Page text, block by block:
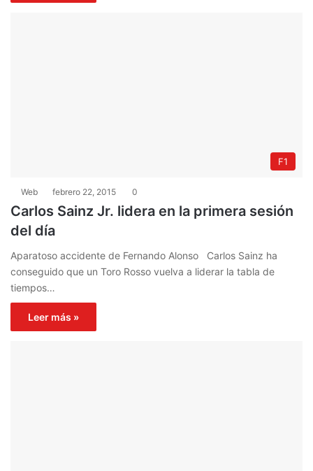
F1
Web febrero 22, 2015 0
Carlos Sainz Jr. lidera en la primera sesión
del día
Aparatoso accidente de Fernando Alonso Carlos Sainz ha
conseguido que un Toro Rosso vuelva a liderar la tabla de
tiempos…
Leer más »